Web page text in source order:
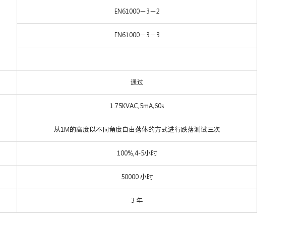
EN61000－3－2
EN61000－3－3
通过
1.75KVAC,5mA,60s
从1M的高度以不同角度自由落体的方式进行跌落测试三次
100%,4-5小时
50000 小时
3 年